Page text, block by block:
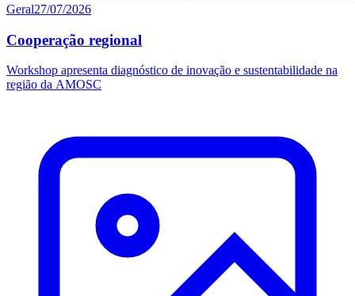
Geral27/07/2026
Cooperação regional
Workshop apresenta diagnóstico de inovação e sustentabilidade na
região da AMOSC